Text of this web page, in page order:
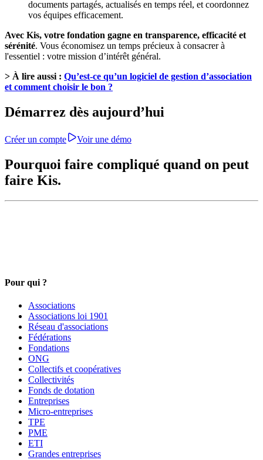
documents partagés, actualisés en temps réel, et coordonnez
vos équipes efficacement.
Avec Kis, votre fondation gagne en transparence, efficacité et
sérénité. Vous économisez un temps précieux à consacrer à
l'essentiel : votre mission d’intérêt général.
> À lire aussi : Qu’est-ce qu’un logiciel de gestion d’association
et comment choisir le bon ?
Démarrez dès aujourd’hui
Créer un compte Voir une démo
Pourquoi faire compliqué quand on peut
faire Kis.
Pour qui ?
Associations
Associations loi 1901
Réseau d'associations
Fédérations
Fondations
ONG
Collectifs et coopératives
Collectivités
Fonds de dotation
Entreprises
Micro-entreprises
TPE
PME
ETI
Grandes entreprises